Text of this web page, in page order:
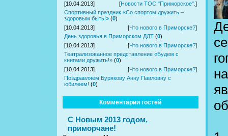
[10.04.2013]
[Новости ТОС "Приморское". ]
Спортивный праздник «Со спортом дружить –
здоровым быть!» (0)
[10.04.2013]
[Что нового в Приморске?]
День здоровья в Приморском ДДТ (0)
[10.04.2013]
[Что нового в Приморске?]
Театрализованное представление «Будем с
книгами дружить!» (0)
[10.04.2013]
[Что нового в Приморске?]
Поздравляем Бурякову Анну Павловну с
юбилеем! (0)
Комментарии гостей
С Новым 2013 годом,
приморчане!